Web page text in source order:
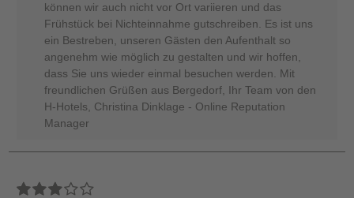
können wir auch nicht vor Ort variieren und das
Frühstück bei Nichteinnahme gutschreiben. Es ist uns
ein Bestreben, unseren Gästen den Aufenthalt so
angenehm wie möglich zu gestalten und wir hoffen,
dass Sie uns wieder einmal besuchen werden. Mit
freundlichen Grüßen aus Bergedorf, Ihr Team von den
H-Hotels, Christina Dinklage - Online Reputation
Manager